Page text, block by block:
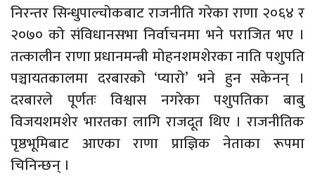
निरन्तर सिन्धुपाल्चोकबाट राजनीति गरेका राणा २०६४ र
२०७० को संविधानसभा निर्वाचनमा भने पराजित भए ।
तत्कालीन राणा प्रधानमन्त्री मोहनशमशेरका नाति पशुपति
पञ्चायतकालमा दरबारको ‘प्यारो’ भने हुन सकेनन् ।
दरबारले पूर्णतः विश्वास नगरेका पशुपतिका बाबु
विजयशमशेर भारतका लागि राजदूत थिए । राजनीतिक
पृष्ठभूमिबाट आएका राणा प्राज्ञिक नेताका रूपमा
चिनिन्छन् ।